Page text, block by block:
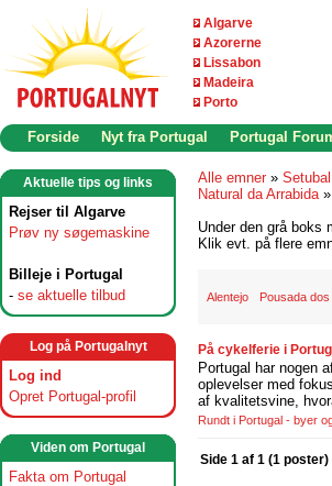
Algarve
Azorerne
Lissabon
Madeira
Porto
Forside Nyt fra Portugal Portugal
Aktuelle tips og links
Rejser til Algarve
Prøv ny søgemaskine
Billeje i Portugal
- se aktuelle tilbud
Log på Portugalnyt
Log ind
Opret Portugal-profil
Viden om Portugal
Fakta om Portugal
Alle emner » Setubal
Natural da Arrabida»
Under den grå boks
Klik evt. på flere
Alentejo Pousada dos
På cykelferie i
Portugal har nogen
oplevelser med
af kvalitetsvine,
Rundt i Portugal - byer
Side 1 af 1 (1 poster)